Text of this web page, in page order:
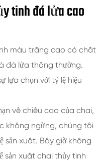
tinh đá lửa cao
màu trắng cao có chất
đá lửa thông thường.
lựa chọn với tỷ lệ hiệu
về chiều cao của chai,
không ngừng, chúng tôi
sản xuất. Bây giờ không
sản xuất chai thủy tinh